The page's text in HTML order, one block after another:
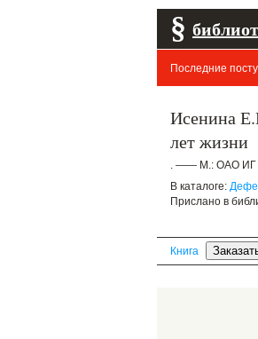
§
Последние
Исенина
лет жизни
. —— М.: ОАО ИГ
В каталоге:
Прислано в
Книга